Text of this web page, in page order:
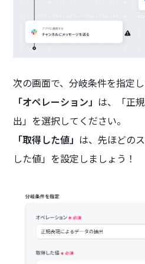
次の画面で、分岐条件を指定
「オペレーション」 は、「正
出」を選択してください。
「取得した値」 は、先ほどの
した値」を設定しましょう！